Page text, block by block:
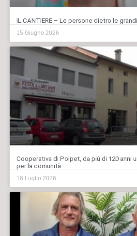
IL CANTIERE – Le persone dietro le
15 Giugno 2026
Cooperativa di Polpet, da più di 120 anni
per la comunità
16 Luglio 2026